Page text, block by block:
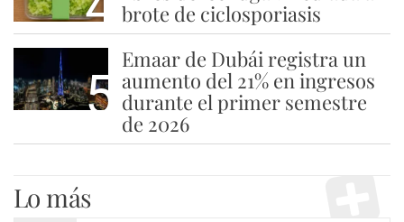
brote de ciclosporiasis
5
Emaar de Dubái registra un
aumento del 21% en ingresos
durante el primer semestre
de 2026
Lo más